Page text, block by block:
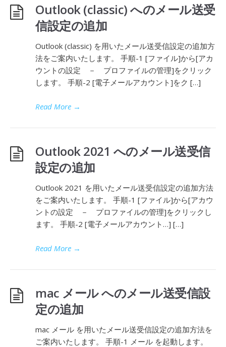
Outlook (classic) へのメール送受
信設定の追加
Outlook (classic) を用いたメール送受信設定の追加方
法をご案内いたします。 手順-1 [ファイル]から[アカ
ウントの設定 － プロファイルの管理]をクリック
します。 手順-2 [電子メールアカウント]をク […]
Read More →
Outlook 2021 へのメール送受信
設定の追加
Outlook 2021 を用いたメール送受信設定の追加方法
をご案内いたします。 手順-1 [ファイル]から[アカウ
ントの設定 － プロファイルの管理]をクリックし
ます。 手順-2 [電子メールアカウント…] […]
Read More →
mac メール へのメール送受信設
定の追加
mac メール を用いたメール送受信設定の追加方法を
ご案内いたします。 手順-1 メール を起動します。